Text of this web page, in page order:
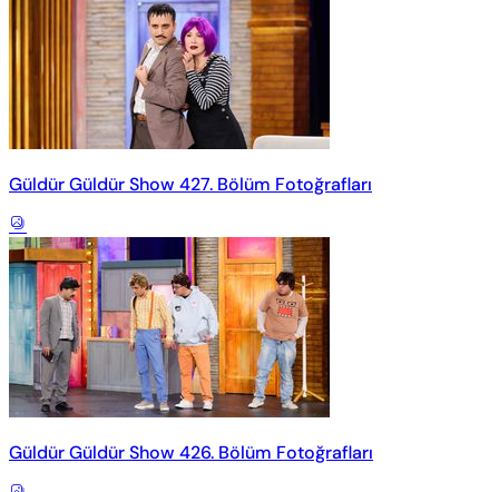
Güldür Güldür Show 427. Bölüm Fotoğrafları
Güldür Güldür Show 426. Bölüm Fotoğrafları